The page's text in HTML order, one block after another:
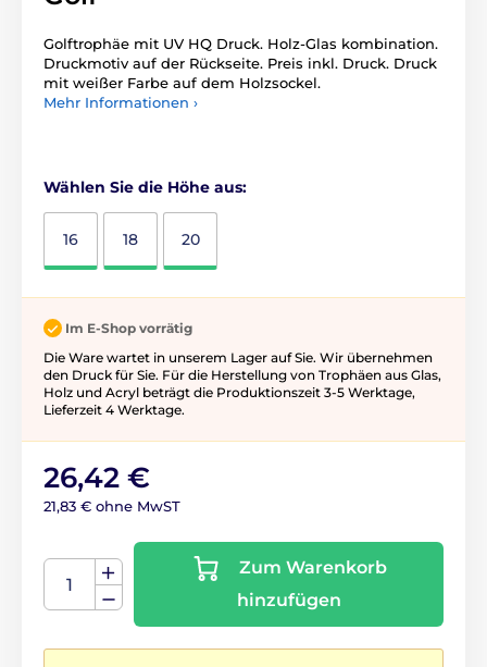
Golftrophäe mit UV HQ Druck. Holz-Glas kombination.
Druckmotiv auf der Rückseite. Preis inkl. Druck. Druck
mit weißer Farbe auf dem Holzsockel.
Mehr Informationen ›
Wählen Sie die Höhe aus:
16 18 20
Im E-Shop vorrätig
Die Ware wartet in unserem Lager auf Sie. Wir übernehmen
den Druck für Sie. Für die Herstellung von Trophäen aus Glas,
Holz und Acryl beträgt die Produktionszeit 3-5 ​​Werktage,
Lieferzeit 4 Werktage.
26,42 €
21,83 € ohne MwST
Zum Warenkorb
hinzufügen